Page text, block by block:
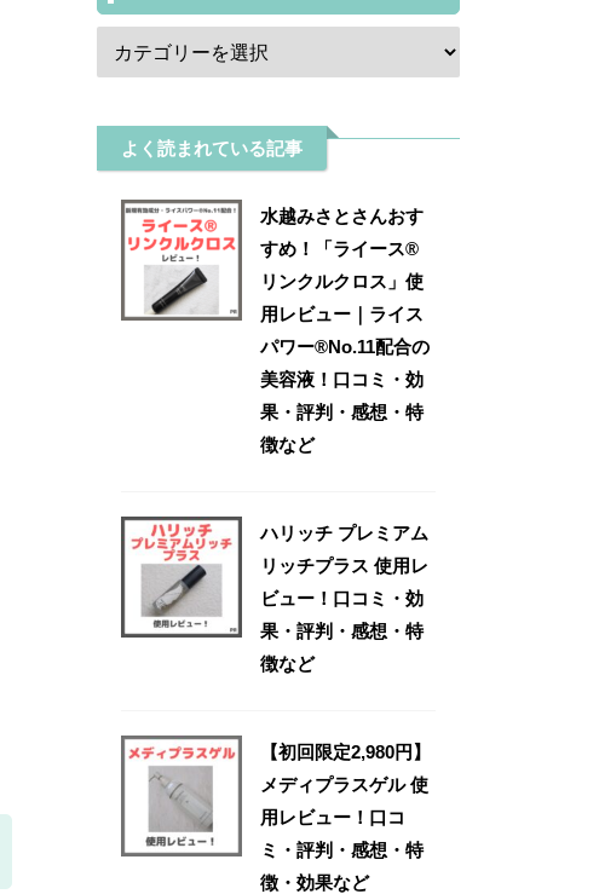
よく読まれている記事
水越みさとさんおす
すめ！「ライース®
リンクルクロス」使
用レビュー｜ライス
パワー®No.11配合の
美容液！口コミ・効
果・評判・感想・特
徴など
ハリッチ プレミアム
リッチプラス 使用レ
ビュー！口コミ・効
果・評判・感想・特
徴など
【初回限定2,980円】
メディプラスゲル 使
用レビュー！口コ
ミ・評判・感想・特
徴・効果など